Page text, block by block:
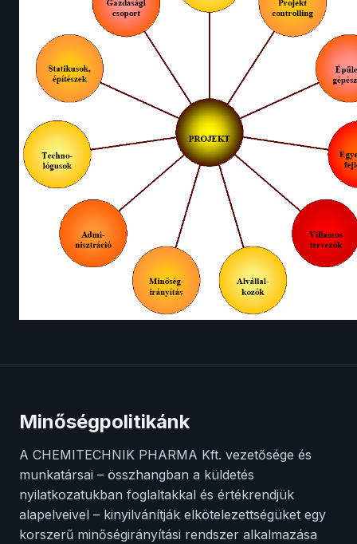
Minőségpolitikánk
A CHEMITECHNIK PHARMA Kft. vezetősége és
munkatársai – összhangban a küldetés
nyilatkozatukban foglaltakkal és értékrendjük
alapelveivel – kinyilvánítják elkötelezettségüket egy
korszerű minőségirányítási rendszer alkalmazása